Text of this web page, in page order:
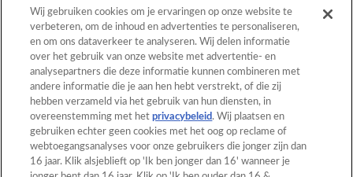
Terug naar boven
Home Catalogus
Patronen Wat is Aquabeads?
Video’s Voor ouders
Wij gebruiken cookies om je ervaringen op onze website te
verbeteren, om de inhoud en advertenties te personaliseren,
en om ons dataverkeer te analyseren. Wij delen informatie
over het gebruik van onze website met advertentie- en
analysepartners die deze informatie kunnen combineren met
andere informatie die je aan hen hebt verstrekt, of die zij
hebben verzameld via het gebruik van hun diensten, in
overeenstemming met hetprivacybeleid. Wij plaatsen en
gebruiken echter geen cookies met het oog op reclame of
webtoegangsanalyses voor onze gebruikers die jonger zijn dan
16 jaar. Klik alsjeblieft op 'Ik ben jonger dan 16' wanneer je